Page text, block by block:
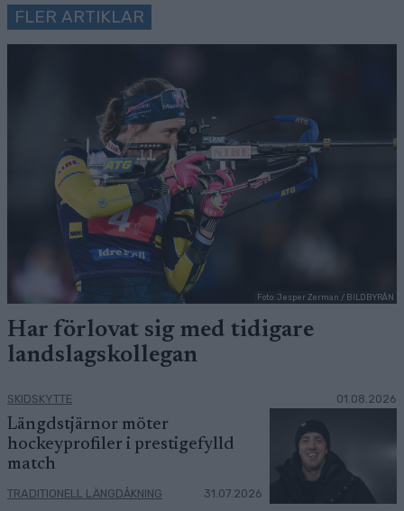
FLER ARTIKLAR
Foto: Jesper Zerman / BILDBYRÅN
Har förlovat sig med tidigare
landslagskollegan
SKIDSKYTTE 01.08.2026
Längdstjärnor möter
hockeyprofiler i prestigefylld
match
TRADITIONELL LÄNGDÅKNING 31.07.2026